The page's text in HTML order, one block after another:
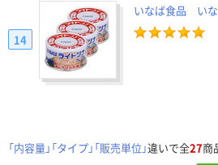
いなば食品 い
14
「内容量」「タイプ」「販売単位」違いで全27商